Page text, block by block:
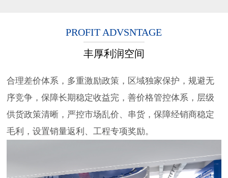
PROFIT ADVSNTAGE
丰厚利润空间
合理差价体系，多重激励政策，区域独家保护，规避无
序竞争，保障长期稳定收益完，善价格管控体系，层级
供货政策清晰，严控市场乱价、串货，保障经销商稳定
毛利，设置销量返利、工程专项奖励。